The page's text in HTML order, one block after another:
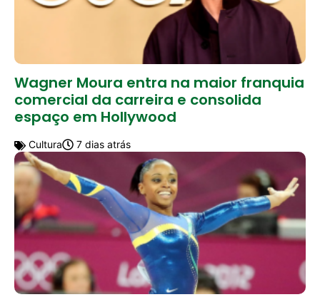
Wagner Moura entra na maior franquia
comercial da carreira e consolida
espaço em Hollywood
Cultura 7 dias atrás